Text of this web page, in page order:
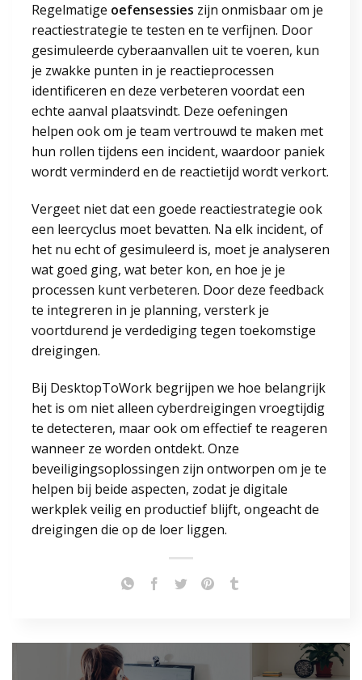
Regelmatige oefensessies zijn onmisbaar om je
reactiestrategie te testen en te verfijnen. Door
gesimuleerde cyberaanvallen uit te voeren, kun
je zwakke punten in je reactieprocessen
identificeren en deze verbeteren voordat een
echte aanval plaatsvindt. Deze oefeningen
helpen ook om je team vertrouwd te maken met
hun rollen tijdens een incident, waardoor paniek
wordt verminderd en de reactietijd wordt verkort.
Vergeet niet dat een goede reactiestrategie ook
een leercyclus moet bevatten. Na elk incident, of
het nu echt of gesimuleerd is, moet je analyseren
wat goed ging, wat beter kon, en hoe je je
processen kunt verbeteren. Door deze feedback
te integreren in je planning, versterk je
voortdurend je verdediging tegen toekomstige
dreigingen.
Bij DesktopToWork begrijpen we hoe belangrijk
het is om niet alleen cyberdreigingen vroegtijdig
te detecteren, maar ook om effectief te reageren
wanneer ze worden ontdekt. Onze
beveiligingsoplossingen zijn ontworpen om je te
helpen bij beide aspecten, zodat je digitale
werkplek veilig en productief blijft, ongeacht de
dreigingen die op de loer liggen.